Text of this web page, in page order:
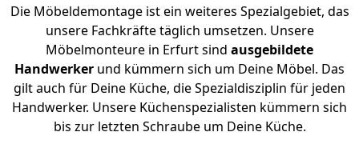
Die Möbeldemontage ist ein weiteres Spezialgebiet, das
unsere Fachkräfte täglich umsetzen. Unsere
Möbelmonteure in Erfurt sind ausgebildete
Handwerker und kümmern sich um Deine Möbel. Das
gilt auch für Deine Küche, die Spezialdisziplin für jeden
Handwerker. Unsere Küchenspezialisten kümmern sich
bis zur letzten Schraube um Deine Küche.